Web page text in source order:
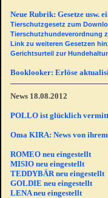
Neue Rubrik: Gesetze usw.
Tierschutzgesetz zum
Tierschutzhundeverordnung
Link zu weiteren Gesetzen
Gerichtsurteil zur
Booklooker: Erlöse
News 18.08.2012
POLLO ist glücklich
Oma KIRA: News von
ROMEO neu eingestellt
MISIO neu eingestellt
TEDDYBÄR neu eingestellt
GOLDIE neu eingestellt
LENA neu eingestellt